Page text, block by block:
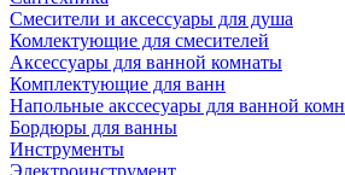
Смесители и аксессуары для душа
Комлектующие для смесителей
Аксессуары для ванной комнаты
Комплектующие для ванн
Напольные акссесуары для ванной
Бордюры для ванны
Инструменты
Электроинструмент